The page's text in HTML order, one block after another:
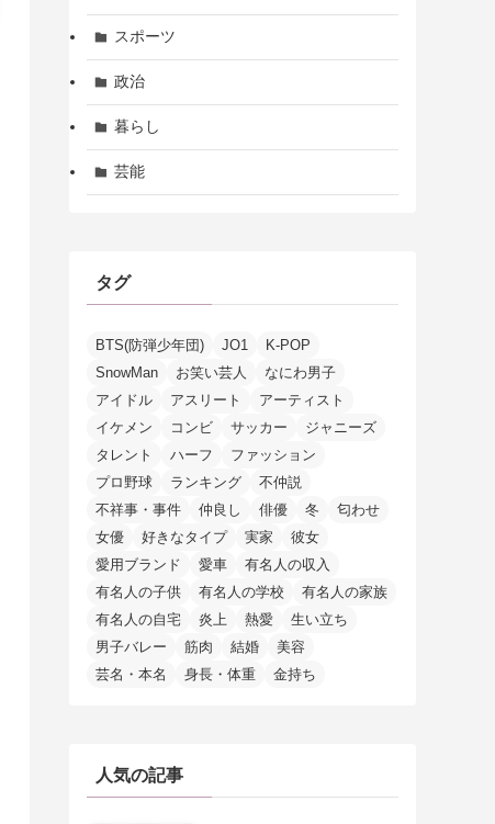
スポーツ
政治
暮らし
芸能
タグ
BTS(防弾少年団) JO1
K-POP
SnowMan
お笑い芸人
なにわ男子
アイドル
アスリート
アーティスト
イケメン
コンビ サッカー
ジャニーズ
タレント
ハーフ
ファッション
プロ野球
ランキング
不仲説
不祥事・事件
仲良し 俳優 冬
匂わせ
女優
好きなタイプ 実家
彼女
愛用ブランド
愛車
有名人の収入
有名人の子供
有名人の学校
有名人の家族
有名人の自宅
炎上 熱愛
生い立ち
男子バレー
筋肉 結婚
美容
芸名・本名
身長・体重 金持ち
人気の記事